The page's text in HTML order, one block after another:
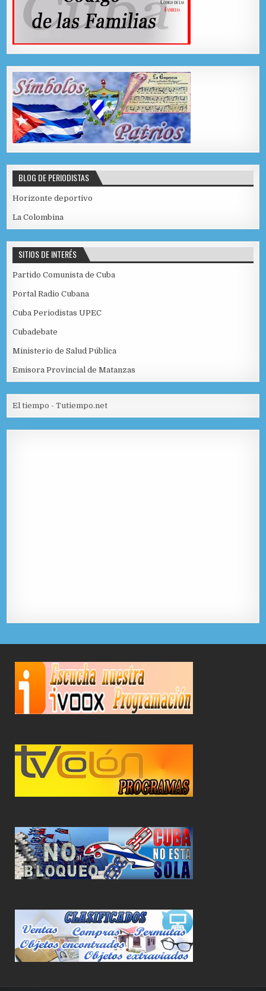
BLOG DE PERIODISTAS
Horizonte deportivo
La Colombina
SITIOS DE INTERÉS
Partido Comunista de Cuba
Portal Radio Cubana
Cuba Periodistas UPEC
Cubadebate
Ministerio de Salud Pública
Emisora Provincial de Matanzas
El tiempo - Tutiempo.net